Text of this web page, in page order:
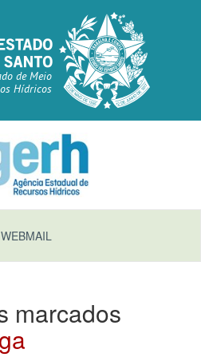
de Meio
Hídricos
WEBMAIL
marcados